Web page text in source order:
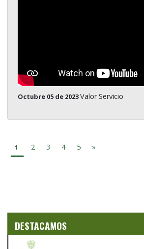
Octubre 05 de 2023Valor Servicio
1 2 3 4 5 »
DESTACAMOS